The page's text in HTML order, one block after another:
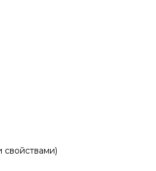
свойствами)